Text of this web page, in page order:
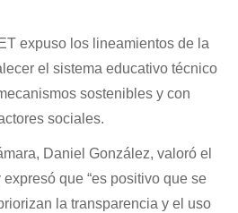
expuso los lineamientos de la
el sistema educativo técnico
sostenibles y con
sociales.
Daniel González, valoró el
que “es positivo que se
la transparencia y el uso